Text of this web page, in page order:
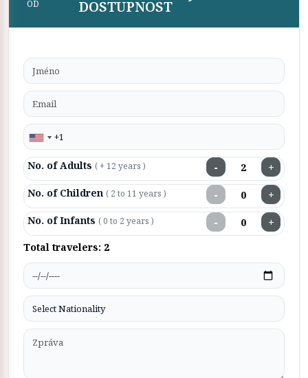
OD DOSTUPNOST
No. of Adults ( + 12 years ) − +
No. of Children ( 2 to 11 years ) − +
No. of Infants ( 0 to 2 years ) − +
Total travelers: 2